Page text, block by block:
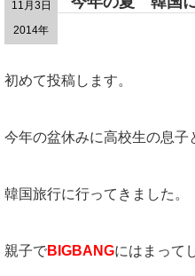
11月3日
2014年
初めて投稿します。
今年の盆休みに高校生の息子
韓国旅行に行ってきました。
親子でBIGBANGにはまって